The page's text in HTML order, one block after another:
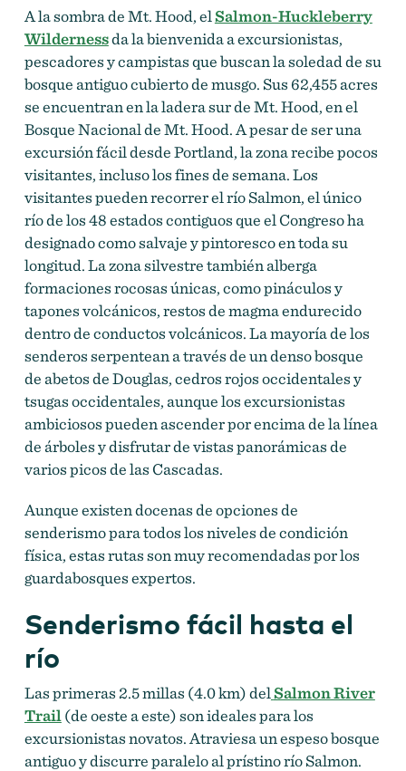
A la sombra de Mt. Hood, elSalmon-Huckleberry
Wildernessda la bienvenida a excursionistas,
pescadores y campistas que buscan la soledad de su
bosque antiguo cubierto de musgo. Sus 62,455 acres
se encuentran en la ladera sur de Mt. Hood, en el
Bosque Nacional de Mt. Hood. A pesar de ser una
excursión fácil desde Portland, la zona recibe pocos
visitantes, incluso los fines de semana. Los
visitantes pueden recorrer el río Salmon, el único
río de los 48 estados contiguos que el Congreso ha
designado como salvaje y pintoresco en toda su
longitud. La zona silvestre también alberga
formaciones rocosas únicas, como pináculos y
tapones volcánicos, restos de magma endurecido
dentro de conductos volcánicos. La mayoría de los
senderos serpentean a través de un denso bosque
de abetos de Douglas, cedros rojos occidentales y
tsugas occidentales, aunque los excursionistas
ambiciosos pueden ascender por encima de la línea
de árboles y disfrutar de vistas panorámicas de
varios picos de las Cascadas.
Aunque existen docenas de opciones de
senderismo para todos los niveles de condición
física, estas rutas son muy recomendadas por los
guardabosques expertos.
Senderismo fácil hasta el
río
Las primeras 2.5 millas (4.0 km) delSalmon River
Trail (de oeste a este) son ideales para los
excursionistas novatos. Atraviesa un espeso bosque
antiguo y discurre paralelo al prístino río Salmon.